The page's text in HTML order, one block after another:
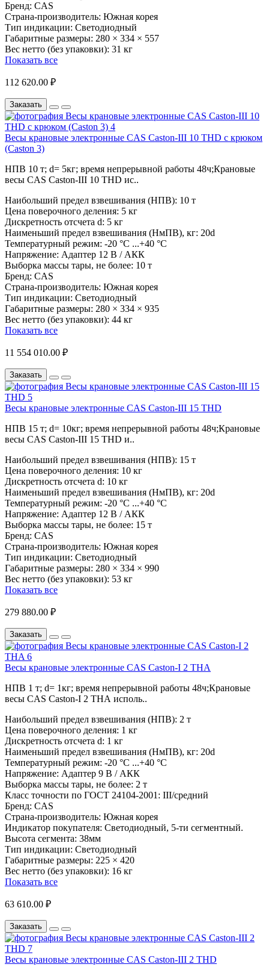
Бренд: CAS
Страна-производитель: Южная корея
Тип индикации: Светодиодный
Габаритные размеры: 280 × 334 × 557
Вес нетто (без упаковки): 31 кг
Показать все
112 620.00 ₽
Заказать
Весы крановые электронные CAS Caston-III 10 THD с крюком
(Caston 3)
НПВ 10 т; d= 5кг; время непрерывной работы 48ч;Крановые
весы CAS Caston-III 10 THD ис..
Наибольший предел взвешивания (НПВ): 10 т
Цена поверочного деления: 5 кг
Дискретность отсчета d: 5 кг
Наименьший предел взвешивания (НмПВ), кг: 20d
Температурный режим: -20 °С ...+40 °С
Напряжение: Адаптер 12 В / АКК
Выборка массы тары, не более: 10 т
Бренд: CAS
Страна-производитель: Южная корея
Тип индикации: Светодиодный
Габаритные размеры: 280 × 334 × 935
Вес нетто (без упаковки): 44 кг
Показать все
11 554 010.00 ₽
Заказать
Весы крановые электронные CAS Caston-III 15 THD
НПВ 15 т; d= 10кг; время непрерывной работы 48ч;Крановые
весы CAS Caston-III 15 THD и..
Наибольший предел взвешивания (НПВ): 15 т
Цена поверочного деления: 10 кг
Дискретность отсчета d: 10 кг
Наименьший предел взвешивания (НмПВ), кг: 20d
Температурный режим: -20 °С ...+40 °С
Напряжение: Адаптер 12 В / АКК
Выборка массы тары, не более: 15 т
Бренд: CAS
Страна-производитель: Южная корея
Тип индикации: Светодиодный
Габаритные размеры: 280 × 334 × 990
Вес нетто (без упаковки): 53 кг
Показать все
279 880.00 ₽
Заказать
Весы крановые электронные CAS Caston-I 2 THA
НПВ 1 т; d= 1кг; время непрерывной работы 48ч;Крановые
весы CAS Caston-I 2 THA исполь..
Наибольший предел взвешивания (НПВ): 2 т
Цена поверочного деления: 1 кг
Дискретность отсчета d: 1 кг
Наименьший предел взвешивания (НмПВ), кг: 20d
Температурный режим: -20 °С ...+40 °С
Напряжение: Адаптер 9 В / АКК
Выборка массы тары, не более: 2 т
Класс точности по ГОСТ 24104-2001: III/средний
Бренд: CAS
Страна-производитель: Южная корея
Индикатор покупателя: Светодиодный, 5-ти сегментный.
Высота сегмента: 38мм
Тип индикации: Светодиодный
Габаритные размеры: 225 × 420
Вес нетто (без упаковки): 16 кг
Показать все
63 610.00 ₽
Заказать
Весы крановые электронные CAS Caston-III 2 THD